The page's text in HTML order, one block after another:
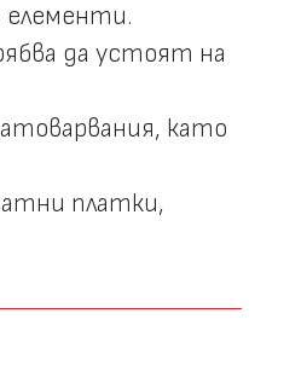
елементи.
да устоят на
като
платки,